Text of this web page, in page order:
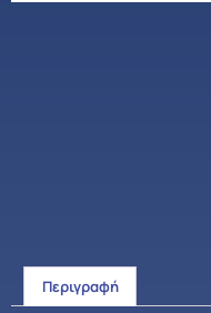
Περιγραφή